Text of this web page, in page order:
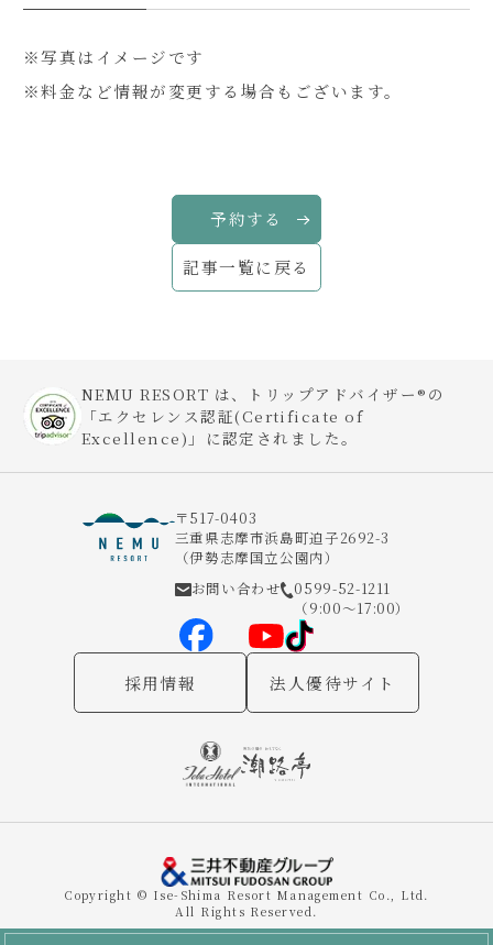
※写真はイメージです
※料金など情報が変更する場合もございます。
予約する
記事一覧に戻る
NEMU RESORT は、トリップアドバイザー®の
「エクセレンス認証(Certificate of
Excellence)」に認定されました。
〒517-0403
三重県志摩市浜島町迫子2692-3
（伊勢志摩国立公園内）
お問い合わせ
0599-52-1211
（9:00～17:00）
採用情報 法人優待サイト
Copyright © Ise-Shima Resort Management Co., Ltd.
All Rights Reserved.